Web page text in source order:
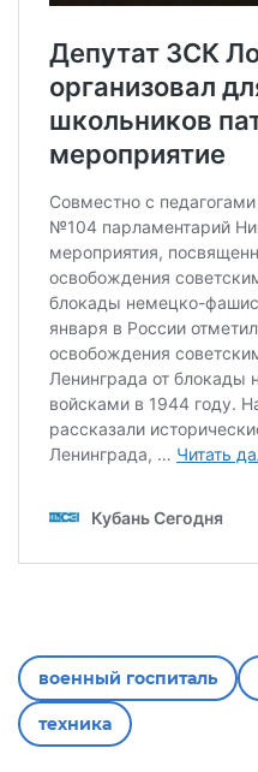
военный госпиталь
техника